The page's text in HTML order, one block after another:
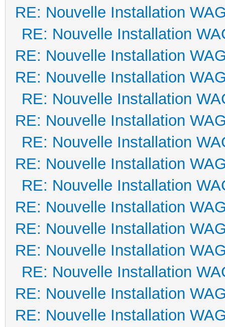
RE: Nouvelle Installation
RE: Nouvelle Installation
RE: Nouvelle Installation
RE: Nouvelle Installation
RE: Nouvelle Installation
RE: Nouvelle Installation
RE: Nouvelle Installation
RE: Nouvelle Installation
RE: Nouvelle Installation
RE: Nouvelle Installation
RE: Nouvelle Installation
RE: Nouvelle Installation
RE: Nouvelle Installation
RE: Nouvelle Installation
RE: Nouvelle Installation